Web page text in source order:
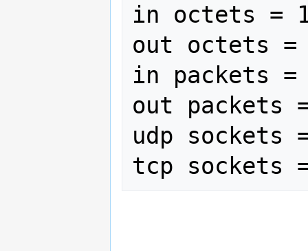
in octets =
out octets =
in packets =
out packets
udp sockets